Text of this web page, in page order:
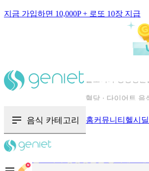
지금 가입하면 10,000P + 로또 10장 지급
음식 카테고리 홈커뮤니티 헬시딜